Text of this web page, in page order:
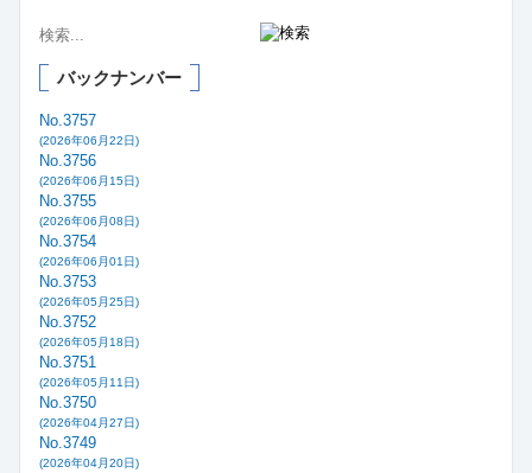
バックナンバー
No.3757
(2026年06月22日)
No.3756
(2026年06月15日)
No.3755
(2026年06月08日)
No.3754
(2026年06月01日)
No.3753
(2026年05月25日)
No.3752
(2026年05月18日)
No.3751
(2026年05月11日)
No.3750
(2026年04月27日)
No.3749
(2026年04月20日)